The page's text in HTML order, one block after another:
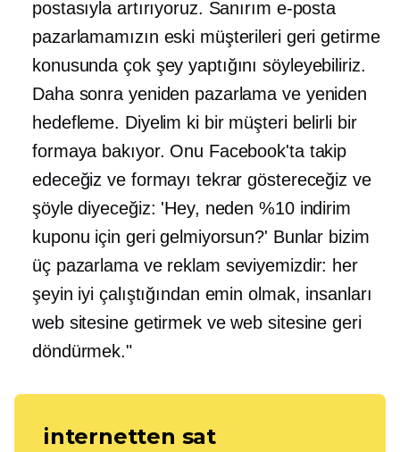
postasıyla artırıyoruz. Sanırım e-posta
pazarlamamızın eski müşterileri geri getirme
konusunda çok şey yaptığını söyleyebiliriz.
Daha sonra yeniden pazarlama ve yeniden
hedefleme. Diyelim ki bir müşteri belirli bir
formaya bakıyor. Onu Facebook'ta takip
edeceğiz ve formayı tekrar göstereceğiz ve
şöyle diyeceğiz: 'Hey, neden %10 indirim
kuponu için geri gelmiyorsun?' Bunlar bizim
üç pazarlama ve reklam seviyemizdir: her
şeyin iyi çalıştığından emin olmak, insanları
web sitesine getirmek ve web sitesine geri
döndürmek."
internetten sat